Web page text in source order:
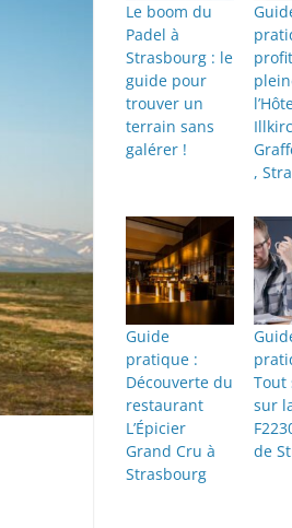
Le boom du
Padel à
Strasbourg : le
guide pour
trouver un
terrain sans
galérer !
,
Guide
pratique :
Découverte du
restaurant
L’Épicier
Grand Cru à
Strasbourg
Tout
sur
de